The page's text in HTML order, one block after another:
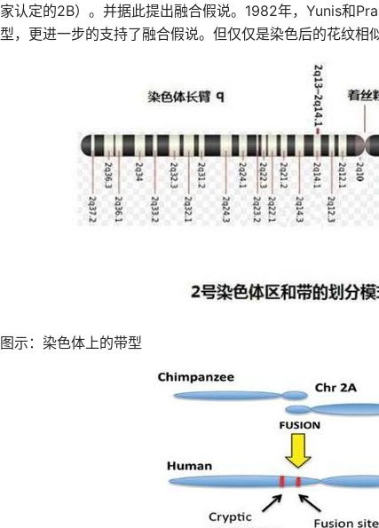
家认定的2B）。并据此提出融合假说。1982年，Yunis和
型，更进一步的支持了融合假说。但仅仅是染色后的花纹相
图示：染色体上的带型